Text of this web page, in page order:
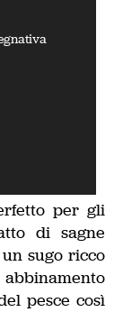
per gli
di sagne
sugo ricco
pesce così